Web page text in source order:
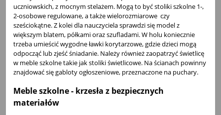
uczniowskich, z mocnym stelażem. Mogą to byćstoliki szkolne 1-,
2-osobowe regulowane, a także wielorozmiarowe czy
sześciokątne. Z kolei dla nauczyciela sprawdzi się model z
większym blatem, półkami oraz szufladami. W holu koniecznie
trzeba umieścić wygodneławki korytarzowe, gdzie dzieci mogą
odpocząć lub zjeść śniadanie. Należy również zaopatrzyć świetlicę
w meble szkolne takie jakstoliki świetlicowe. Na ścianach powinny
znajdować się gabloty ogłoszeniowe, przeznaczone na puchary.
Meble szkolne - krzesła z bezpiecznych
materiałów